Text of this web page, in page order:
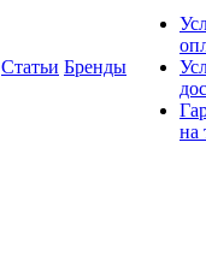
Статьи Бренды
на